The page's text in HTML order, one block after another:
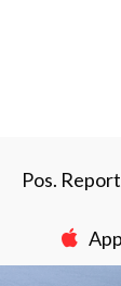
Pos.